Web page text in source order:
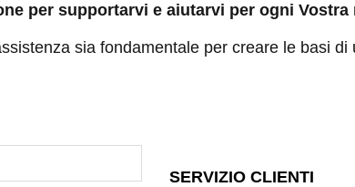
per supportarvi e aiutarvi per ogni
sia fondamentale per creare le basi
SERVIZIO CLIENTI